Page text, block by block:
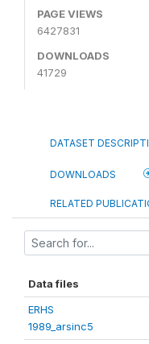
PAGE VIEWS
6427831
DOWNLOADS
41729
DATASET
DOWNLOADS
RELATED
Data files
ERHS
1989_arsinc5